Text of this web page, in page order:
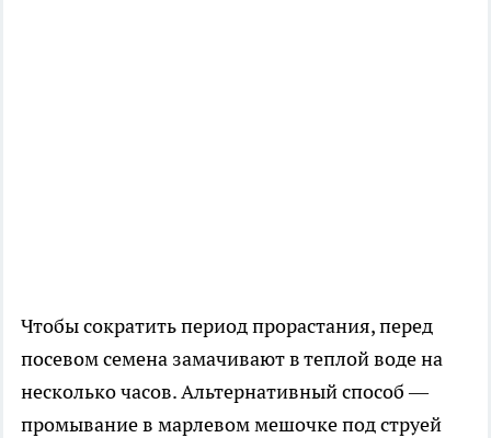
Чтобы сократить период прорастания, перед
посевом семена замачивают в теплой воде на
несколько часов. Альтернативный способ —
промывание в марлевом мешочке под струей